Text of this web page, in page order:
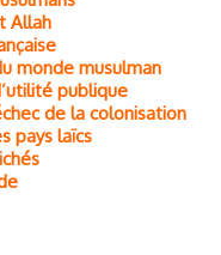
Allah
monde musulman
publique
de la colonisation
pays laïcs